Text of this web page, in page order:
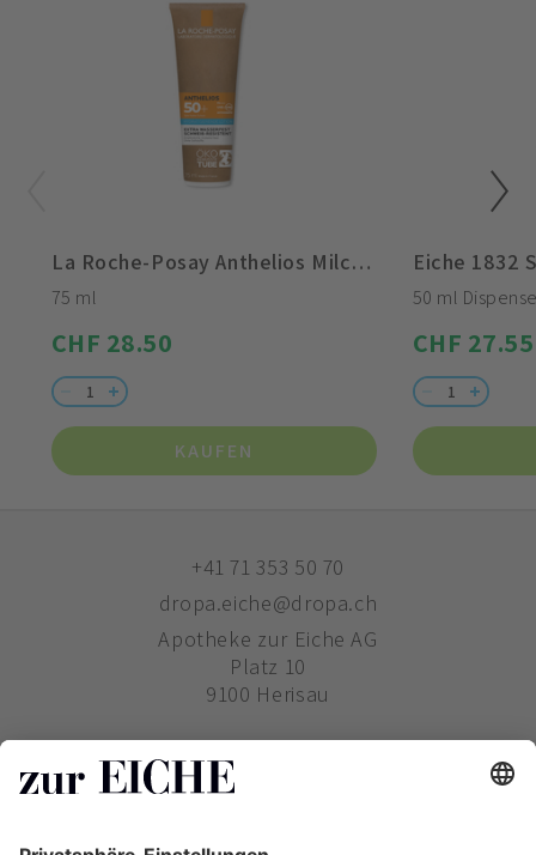
La Roche-Posay Anthelios Milch LSF50+ Eco Tube
75 ml
CHF 28.50
KAUFEN
50 ml
CHF 27.55
+41 71 353 50 70
dropa.eiche@dropa.ch
Apotheke zur Eiche AG
Platz 10
9100 Herisau
ZUR EICHE